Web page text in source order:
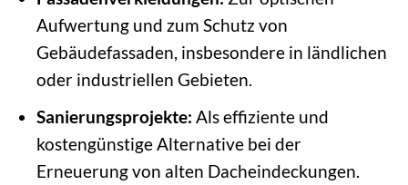
Aufwertung und zum Schutz von
Gebäudefassaden, insbesondere in ländlichen
oder industriellen Gebieten.
Sanierungsprojekte: Als effiziente und
kostengünstige Alternative bei der
Erneuerung von alten Dacheindeckungen.